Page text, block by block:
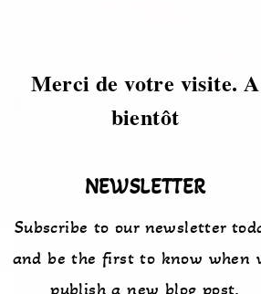
Merci de votre visite. A
bientôt
NEWSLETTER
Subscribe to our newsletter
and be the first to know when
publish a new blog post.